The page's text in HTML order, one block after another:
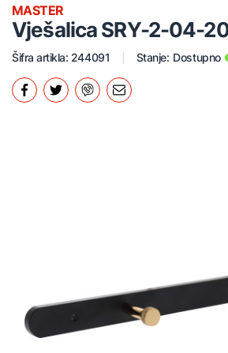
Vješalica SRY-2-04-
MASTER
Šifra artikla: 244091 Stanje: Dostupno